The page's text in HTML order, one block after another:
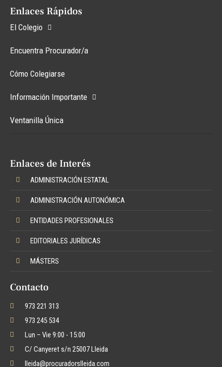
Enlaces Rápidos
El Colegio
Encuentra Procurador/a
Cómo Colegiarse
Información Importante
Ventanilla Única
Enlaces de Interés
ADMINISTRACIÓN ESTATAL
ADMINISTRACIÓN AUTONÓMICA
ENTIDADES PROFESIONALES
EDITORIALES JURÍDICAS
MÁSTERS
Contacto
973 221 313
973 245 534
Lun – Vie 9:00 - 15:00
C/ Canyeret s/n 25007 Lleida
lleida@procuradorslleida.com